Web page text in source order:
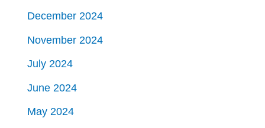
December 2024
November 2024
July 2024
June 2024
May 2024